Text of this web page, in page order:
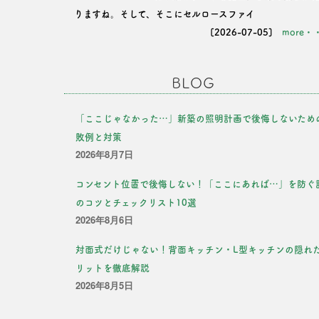
りますね。そして、そこにセルロースファイ
[2026-07-05] more・・
BLOG
「ここじゃなかった…」新築の照明計画で後悔しないため
敗例と対策
2026年8月7日
コンセント位置で後悔しない！「ここにあれば…」を防ぐ
のコツとチェックリスト10選
2026年8月6日
対面式だけじゃない！背面キッチン・L型キッチンの隠れ
リットを徹底解説
2026年8月5日